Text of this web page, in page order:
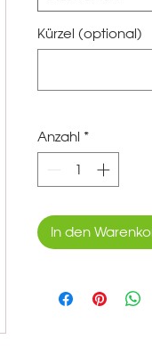
Kürzel (optional)
Anzahl *
In den